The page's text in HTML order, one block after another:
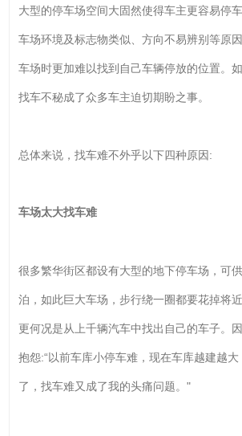
大型的停车场空间大固然使得车主更容易停
车场环境及标志物类似、方向不易辨别等原
车场时更加难以找到自己车辆停放的位置。如
找车不秘成了众多车主迫切期盼之事。
总体来说，找车难不外乎以下四种原因:
车场太大找车难
很多繁华街区都设有大型的地下停车场，可
泊，如此巨大车场，步行绕一圈都要花掉将
更何况是从上千辆汽车中找出自己的车子。
抱怨:“以前车库小停车难，现在车库越建越
了，找车难又成了我的头痛问题。"